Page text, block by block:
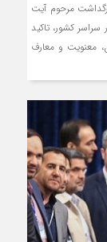
مرحوم آیت
سراسر کشور، تاکید
معنویت و معارف